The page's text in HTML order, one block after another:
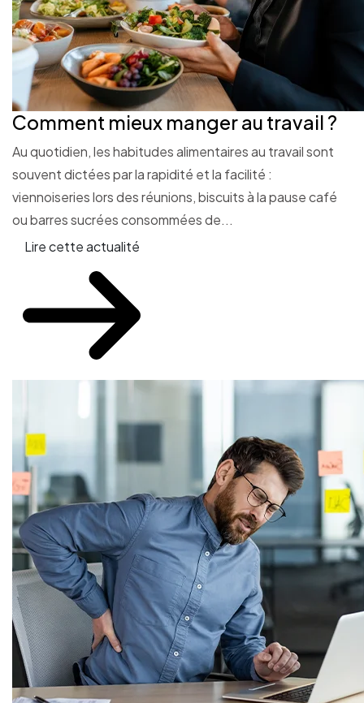
Comment mieux manger au travail ?
Au quotidien, les habitudes alimentaires au travail sont
souvent dictées par la rapidité et la facilité :
viennoiseries lors des réunions, biscuits à la pause café
ou barres sucrées consommées de...
Lire cette actualité